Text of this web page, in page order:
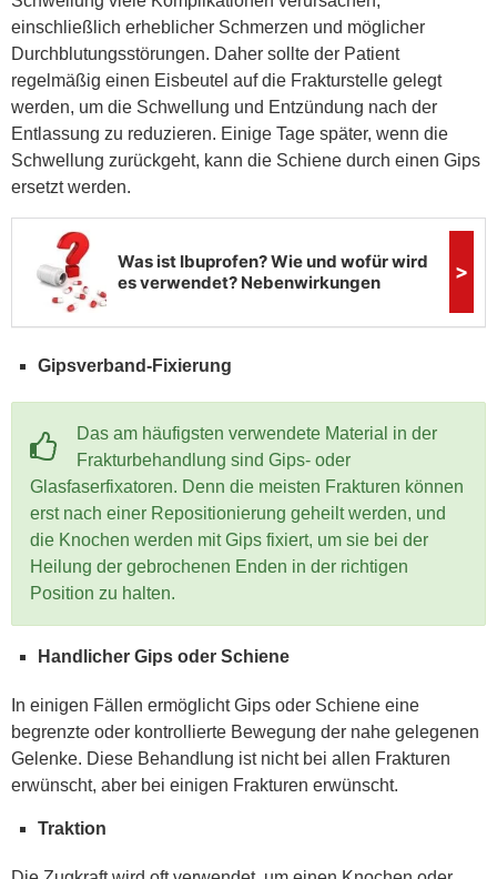
einschließlich erheblicher Schmerzen und möglicher
Durchblutungsstörungen. Daher sollte der Patient
regelmäßig einen Eisbeutel auf die Frakturstelle gelegt
werden, um die Schwellung und Entzündung nach der
Entlassung zu reduzieren. Einige Tage später, wenn die
Schwellung zurückgeht, kann die Schiene durch einen Gips
ersetzt werden.
Gipsverband-Fixierung
Das am häufigsten verwendete Material in der
Frakturbehandlung sind Gips- oder
Glasfaserfixatoren. Denn die meisten Frakturen können
erst nach einer Repositionierung geheilt werden, und
die Knochen werden mit Gips fixiert, um sie bei der
Heilung der gebrochenen Enden in der richtigen
Position zu halten.
Handlicher Gips oder Schiene
In einigen Fällen ermöglicht Gips oder Schiene eine
begrenzte oder kontrollierte Bewegung der nahe gelegenen
Gelenke. Diese Behandlung ist nicht bei allen Frakturen
erwünscht, aber bei einigen Frakturen erwünscht.
Traktion